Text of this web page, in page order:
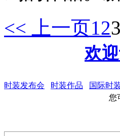
<< 上一页123
欢
时装发布会 时装作品
国际时
您